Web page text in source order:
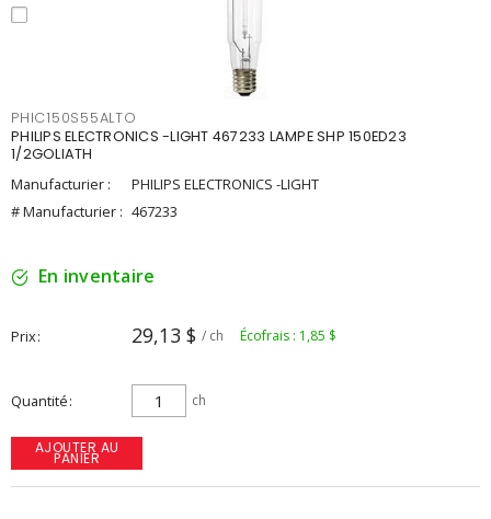
PHIC150S55ALTO
PHILIPS ELECTRONICS -LIGHT 467233 LAMPE SHP 150ED23
1/2GOLIATH
Manufacturier :
PHILIPS ELECTRONICS -LIGHT
# Manufacturier : 467233
En inventaire
Prix 29,13 $ / ch Écofrais : 1,85 $
Quantité ch
AJOUTER AU
PANIER